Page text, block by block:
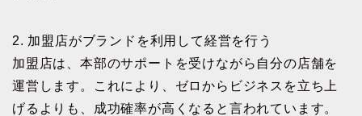
2. 加盟店がブランドを利用して経営を行う
加盟店は、本部のサポートを受けながら自分の店舗を
運営します。これにより、ゼロからビジネスを立ち上
げるよりも、成功確率が高くなると言われています。